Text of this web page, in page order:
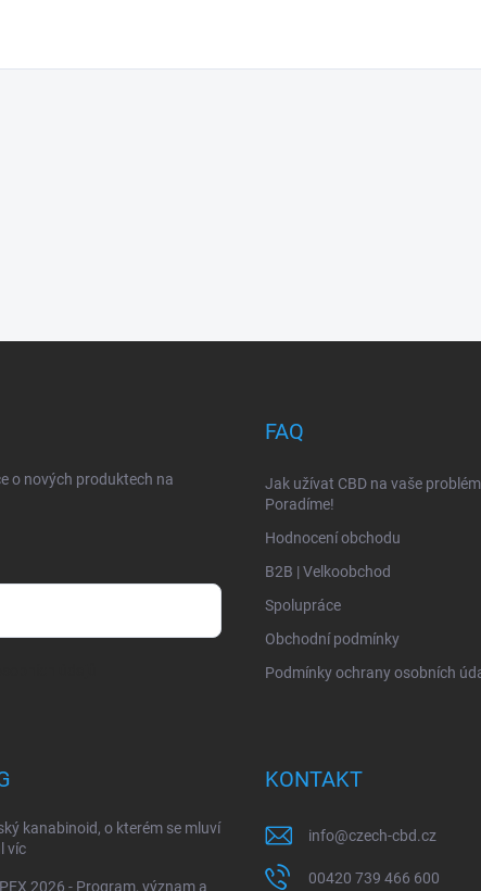
o nových produktech na
FAQ
Jak užívat CBD na vaše
Poradíme!
Hodnocení obchodu
B2B | Velkoobchod
Spolupráce
Obchodní podmínky
Podmínky ochrany osobních
kanabinoid, o kterém se mluví
víc
2026 - Program, význam a
KONTAKT
info@czech-cbd.cz
00420 739 466 600